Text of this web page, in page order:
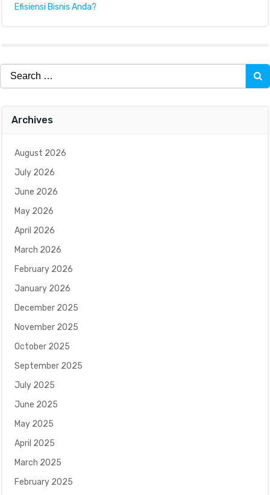
Efisiensi Bisnis Anda?
Search
for:
Archives
August 2026
July 2026
June 2026
May 2026
April 2026
March 2026
February 2026
January 2026
December 2025
November 2025
October 2025
September 2025
July 2025
June 2025
May 2025
April 2025
March 2025
February 2025